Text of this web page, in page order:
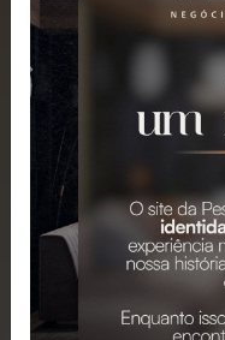
Mais de
Aluguel em